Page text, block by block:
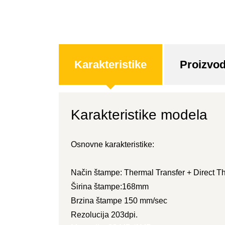
Karakteristike
Karakteristike modela
Osnovne karakteristike:
Način štampe: Thermal Transfer + Direct
Širina štampe:168mm
Brzina štampe 150 mm/sec
Rezolucija 203dpi.